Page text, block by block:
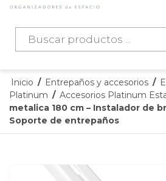
Búsqueda
productos
Inicio / Entrepaños y accesorios /
Platinum / Accesorios Platinum
metalica 180 cm – Instalador de
Soporte de entrepaños